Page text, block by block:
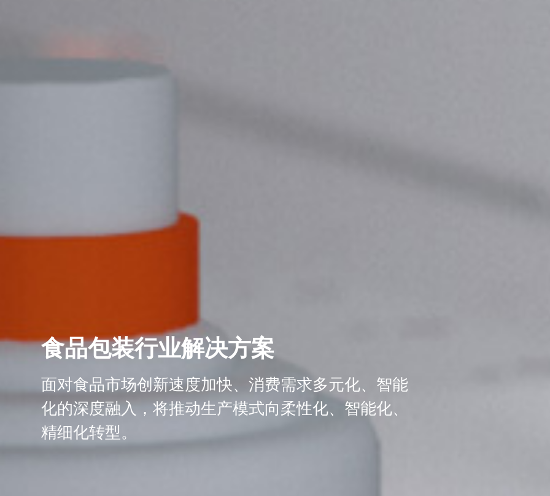
食品包装行业解决方案
面对食品市场创新速度加快、消费需求多元化、智能
化的深度融入，将推动生产模式向柔性化、智能化、
精细化转型。